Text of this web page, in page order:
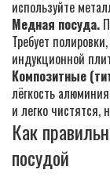
используйте
Медная посуда.
Требует
индукционной
Композитные
лёгкость
и легко чистятся,
Как
посудой